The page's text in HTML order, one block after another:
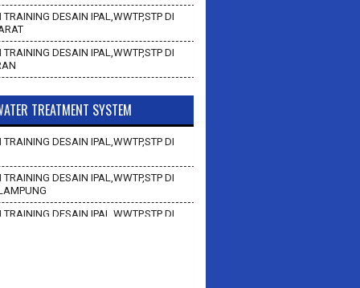
TRAINING DESAIN IPAL,WWTP,STP DI
TRAINING DESAIN IPAL,WWTP,STP DI
TREATMENT SYSTEM
TRAINING DESAIN IPAL,WWTP,STP DI
TRAINING DESAIN IPAL,WWTP,STP DI
TRAINING DESAIN IPAL,WWTP,STP DI